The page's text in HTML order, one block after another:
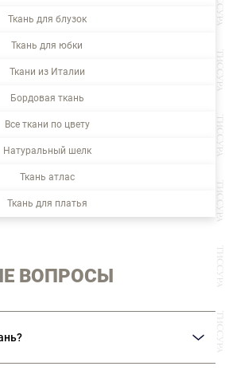
Ткань для блузок
Ткань для юбки
Ткани из Италии
Бордовая ткань
Все ткани по цвету
Натуральный шелк
Ткань атлас
Ткань для платья
ВОПРОСЫ